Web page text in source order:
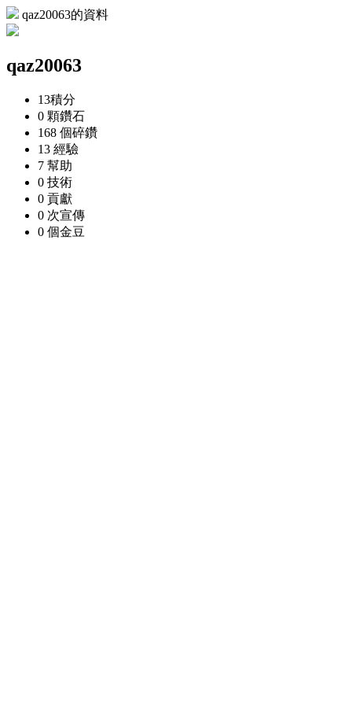
qaz20063的資料
qaz20063
13積分
0 顆鑽石
168 個碎鑽
13 經驗
7 幫助
0 技術
0 貢獻
0 次宣傳
0 個金豆